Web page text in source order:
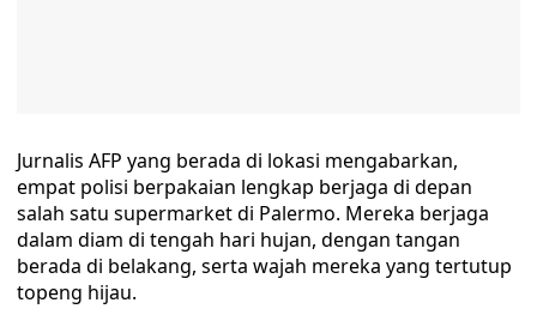
Jurnalis AFP yang berada di lokasi mengabarkan,
empat polisi berpakaian lengkap berjaga di depan
salah satu supermarket di Palermo. Mereka berjaga
dalam diam di tengah hari hujan, dengan tangan
berada di belakang, serta wajah mereka yang tertutup
topeng hijau.